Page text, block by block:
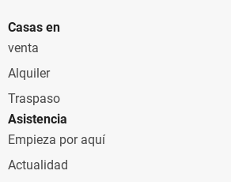
Casas en
venta
Alquiler
Traspaso
Asistencia
Empieza por aquí
Actualidad